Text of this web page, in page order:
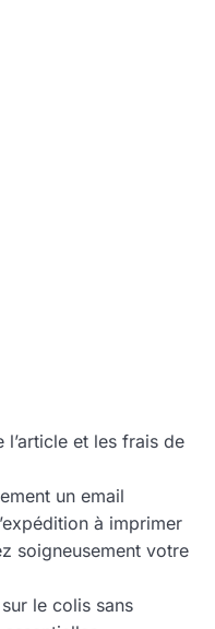
l’article et les frais de
un email
à imprimer
soigneusement votre
le colis sans